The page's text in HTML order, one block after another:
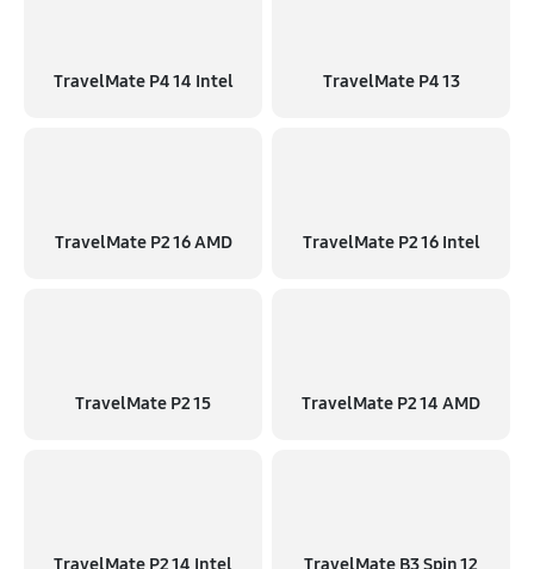
TravelMate P4 14 Intel TravelMate P4 13
TravelMate P2 16 AMD TravelMate P2 16 Intel
TravelMate P2 15 TravelMate P2 14 AMD
TravelMate P2 14 Intel TravelMate B3 Spin 12